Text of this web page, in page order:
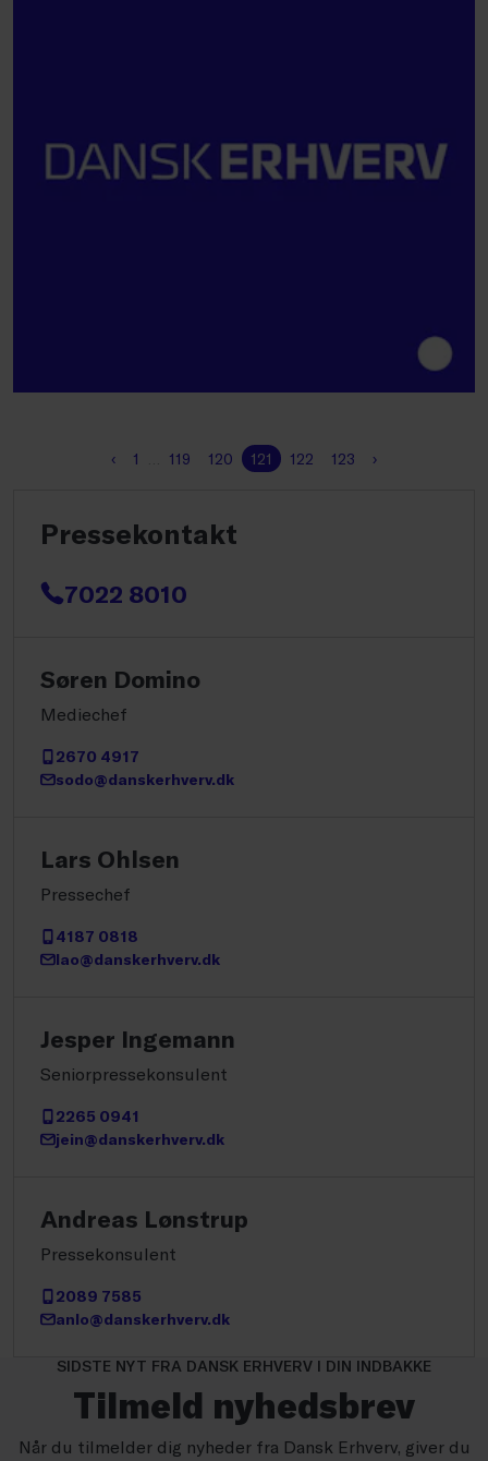
‹ 1 119 120 121 122 123 ›
Pressekontakt
7022 8010
Søren Domino
Mediechef
2670 4917
sodo@danskerhverv.dk
Lars Ohlsen
Pressechef
4187 0818
lao@danskerhverv.dk
Jesper Ingemann
Seniorpressekonsulent
2265 0941
jein@danskerhverv.dk
Andreas Lønstrup
Pressekonsulent
2089 7585
anlo@danskerhverv.dk
SIDSTE NYT FRA DANSK ERHVERV I DIN INDBAKKE
Tilmeld nyhedsbrev
Når du tilmelder dig nyheder fra Dansk Erhverv, giver du